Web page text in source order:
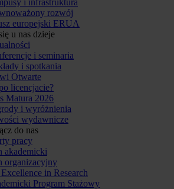
rozwój
europejski ERUA
u nas dzieje
i seminaria
i spotkania
Otwarte
licencjacie?
Matura 2026
i wyróżnienia
wydawnicze
do nas
pracy
akademicki
organizacyjny
in Research
Program Stażowy